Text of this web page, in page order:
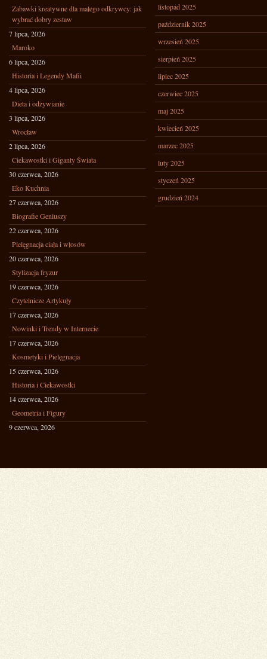
Zabawki kreatywne dla małego odkrywcy: jak
wybrać dobry zestaw
7 lipca, 2026
Maroko
6 lipca, 2026
Historia i Legendy Mafii
4 lipca, 2026
Dieta i odżywianie
3 lipca, 2026
Wrocław
2 lipca, 2026
Ciekawostki i Giganty Świata
30 czerwca, 2026
Eko Kuchnia
27 czerwca, 2026
Biografie Geniuszy
22 czerwca, 2026
Pielęgnacja ciała i włosów
20 czerwca, 2026
Stylizacja fryzur
19 czerwca, 2026
Czytelnicze Artykuły
17 czerwca, 2026
Nowinki i Trendy w Internecie
17 czerwca, 2026
Kosmetyki i Pielęgnacja
15 czerwca, 2026
Historia i Ciekawostki
14 czerwca, 2026
Geometria i Figury
9 czerwca, 2026
listopad 2025
październik 2025
wrzesień 2025
sierpień 2025
lipiec 2025
czerwiec 2025
maj 2025
kwiecień 2025
marzec 2025
luty 2025
styczeń 2025
grudzień 2024